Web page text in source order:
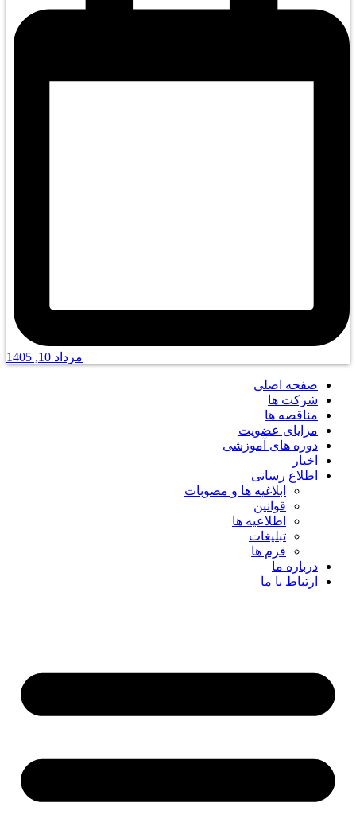
مرداد 10, 1405
صفحه اصلی
شرکت ها
مناقصه ها
مزایای عضویت
دوره های آموزشی
اخبار
اطلاع رسانی
ابلاغیه ها و مصوبات
قوانین
اطلاعیه ها
تبلیغات
فرم ها
درباره ما
ارتباط با ما